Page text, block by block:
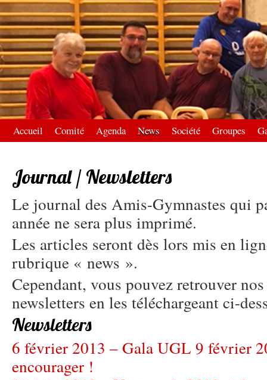
Accueil Comité Agenda News Société Groupes
Journal / Newsletters
Le journal des Amis-Gymnastes qui
année ne sera plus imprimé.
Les articles seront dès lors mis en
rubrique « news ».
Cependant, vous pouvez retrouver
newsletters en les téléchargeant ci-
Newsletters
6 février 2013 – Gala UGL 9 février
encourager !